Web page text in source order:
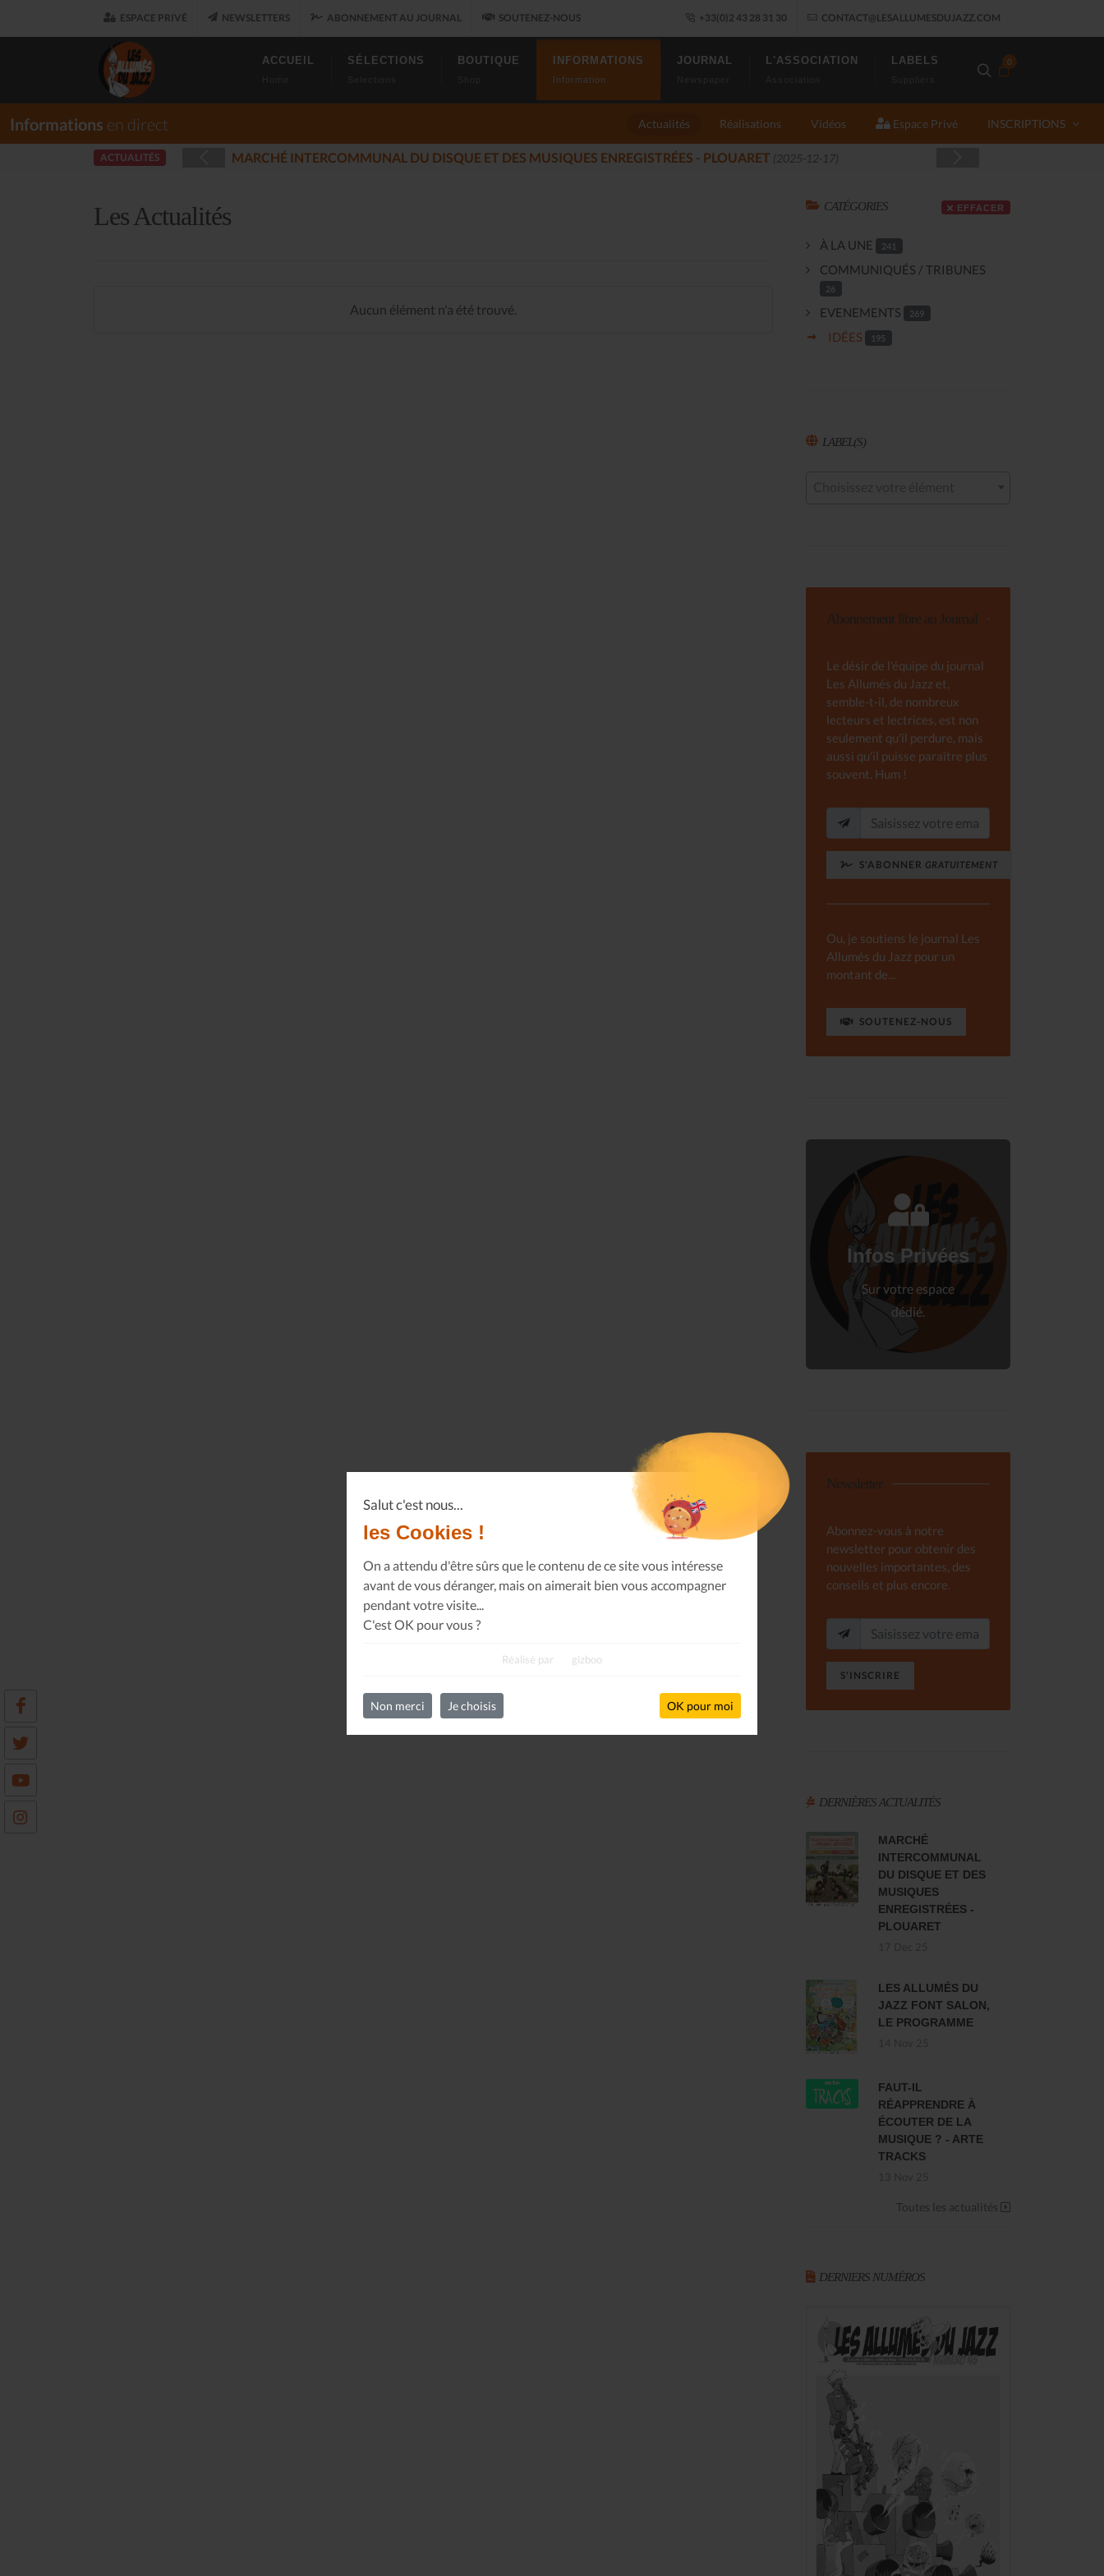
Salut c'est nous...
les Cookies !
On a attendu d'être sûrs que le contenu de ce site vous intéresse
avant de vous déranger, mais on aimerait bien vous accompagner
pendant votre visite...
C'est OK pour vous ?
Réalisé par gizboo
Non merci Je choisis OK pour moi
ESPACE PRIVÉ NEWSLETTERS ABONNEMENT AU JOURNAL SOUTENEZ-NOUS +33(0)2 43 28 31 30 CONTACT@LESALLUMESDUJAZZ.COM
0
ACCUEIL SÉLECTIONS BOUTIQUE INFORMATIONS
Information
JOURNAL L'ASSOCIATION LABELS
Informations en direct Actualités Réalisations Vidéos Espace Privé INSCRIPTIONS
ACTUALITÉS
(2025-12-17) LES ALLUMÉS DU JAZZ FONT SALON, LE PROGRAMME(2025-11-14)
Les Actualités
Aucun élément n'a été trouvé.
CATÉGORIES EFFACER
À LA UNE 241
COMMUNIQUÉS / TRIBUNES
26
EVENEMENTS 269
IDÉES 195
LABEL(S)
Abonnement libre au Journal
Le désir de l'équipe du journal
Les Allumés du Jazz et,
semble-t-il, de nombreux
lecteurs et lectrices, est non
seulement qu'il perdure, mais
aussi qu'il puisse paraître plus
souvent. Hum !
S'ABONNER GRATUITEMENT
Ou, je soutiens le journal Les
Allumés du Jazz pour un
montant de...
SOUTENEZ-NOUS
Infos Privées
Sur votre espace
dédié.
Connectez-vous
à votre espace privé.
Newsletter
Abonnez-vous à notre
newsletter pour obtenir des
nouvelles importantes, des
conseils et plus encore.
S'INSCRIRE
DERNIÈRES ACTUALITÉS
MARCHÉ
INTERCOMMUNAL
DU DISQUE ET DES
MUSIQUES
ENREGISTRÉES -
PLOUARET
LES ALLUMÉS DU
JAZZ FONT SALON,
LE PROGRAMME
FAUT-IL
RÉAPPRENDRE À
ÉCOUTER DE LA
MUSIQUE ? - ARTE
TRACKS
Toutes les actualités
DERNIERS NUMÉROS